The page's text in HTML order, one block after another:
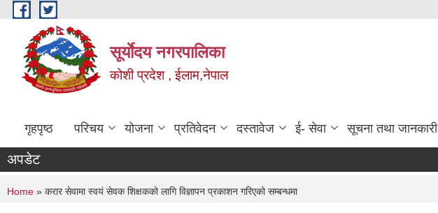
Skip to main content
सूर्याेदय नगरपालिका
कोशी प्रदेश , ईलाम,नेपाल
गृहपृष्ठ परिचय योजना प्रतिवेदन दस्तावेज ई- सेवा सूचना तथा जानकारी
अपडेट
You are here
Home » करार सेवामा स्वयं सेवक शिक्षकको लागि विज्ञापन प्रकाशन गरिएको सम्बन्धमा